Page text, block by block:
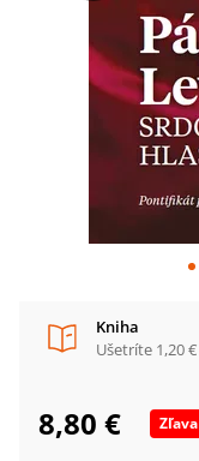
Kniha
Ušetríte 1,20 €
8,80 € Zľava